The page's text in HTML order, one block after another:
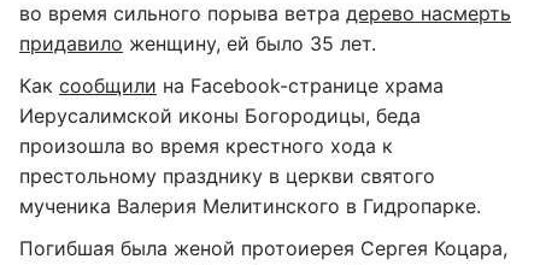
во время сильного порыва ветра дерево насмерть
придавило женщину, ей было 35 лет.
Как сообщили на Facebook-странице храма
Иерусалимской иконы Богородицы, беда
произошла во время крестного хода к
престольному празднику в церкви святого
мученика Валерия Мелитинского в Гидропарке.
Погибшая была женой протоиерея Сергея Коцара,